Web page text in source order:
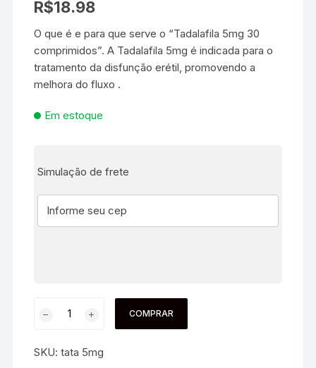
R$18.98
O que é e para que serve o “Tadalafila 5mg 30
comprimidos”. A Tadalafila 5mg é indicada para o
tratamento da disfunção erétil, promovendo a
melhora do fluxo .
Em estoque
Simulação de frete
COMPRAR
SKU:tata 5mg